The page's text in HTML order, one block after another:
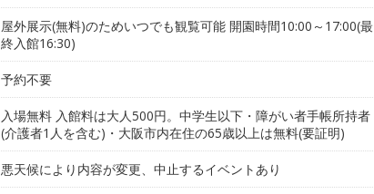
屋外展示(無料)のためいつでも観覧可能 開園時間10:00～17:00(最
終入館16:30)
予約不要
入場無料 入館料は大人500円。中学生以下・障がい者手帳所持者
(介護者1人を含む)・大阪市内在住の65歳以上は無料(要証明)
悪天候により内容が変更、中止するイベントあり